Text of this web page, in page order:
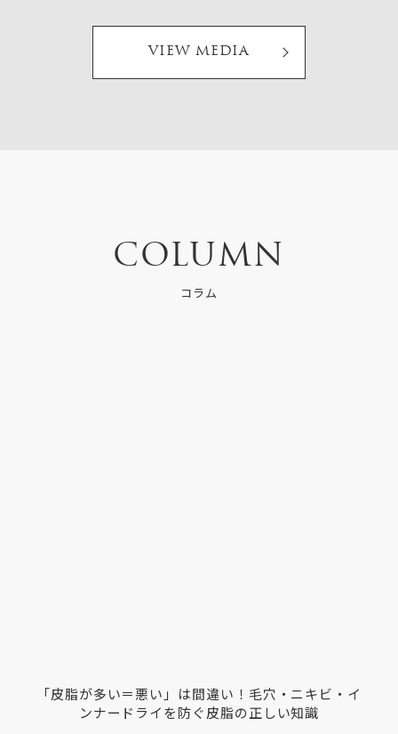
VIEW MEDIA
COLUMN
コラム
「皮脂が多い＝悪い」は間違い！毛穴・ニキビ・イ
ンナードライを防ぐ皮脂の正しい知識